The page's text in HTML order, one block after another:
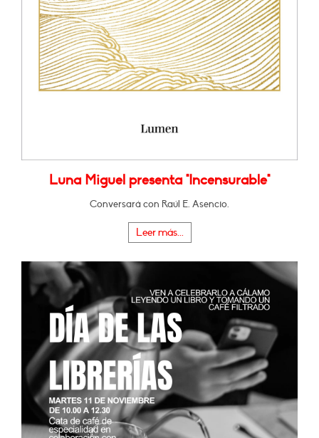
Luna Miguel presenta "Incensurable"
Conversará con Raúl E. Asencio.
Leer más...